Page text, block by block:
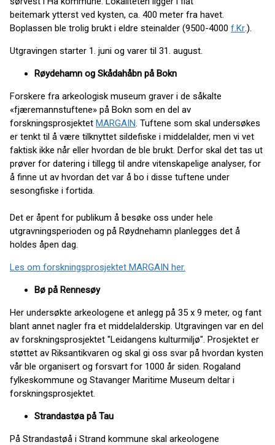
beitemark ytterst ved kysten, ca. 400 meter fra havet.
Boplassen ble trolig brukt i eldre steinalder (9500-4000 f.Kr.).
Utgravingen starter 1. juni og varer til 31. august.
Røydehamn og Skådahåbn på Bokn
Forskere fra arkeologisk museum graver i de såkalte
«fjæremannstuftene» på Bokn som en del av
forskningsprosjektet MARGAIN. Tuftene som skal undersøkes
er tenkt til å være tilknyttet sildefiske i middelalder, men vi vet
faktisk ikke når eller hvordan de ble brukt. Derfor skal det tas ut
prøver for datering i tillegg til andre vitenskapelige analyser, for
å finne ut av hvordan det var å bo i disse tuftene under
sesongfiske i fortida.
Det er åpent for publikum å besøke oss under hele
utgravningsperioden og på Røydnehamn planlegges det å
holdes åpen dag.
Les om forskningsprosjektet MARGAIN her.
Bø på Rennesøy
Her undersøkte arkeologene et anlegg på 35 x 9 meter, og fant
blant annet nagler fra et middelalderskip. Utgravingen var en del
av forskningsprosjektet "Leidangens kulturmiljø". Prosjektet er
støttet av Riksantikvaren og skal gi oss svar på hvordan kysten
vår ble organisert og forsvart for 1000 år siden. Rogaland
fylkeskommune og Stavanger Maritime Museum deltar i
forskningsprosjektet.
Strandastøa på Tau
På Strandastøå i Strand kommune skal arkeologene